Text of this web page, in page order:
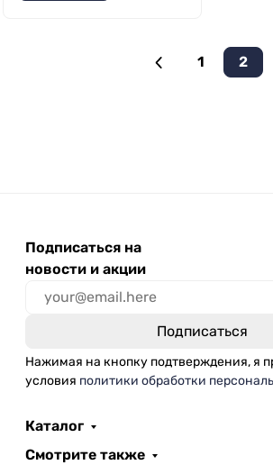
1 2
Подписаться на
новости и акции
Нажимая на кнопку подтверждения, я
условия политики обработки
Каталог
Смотрите также